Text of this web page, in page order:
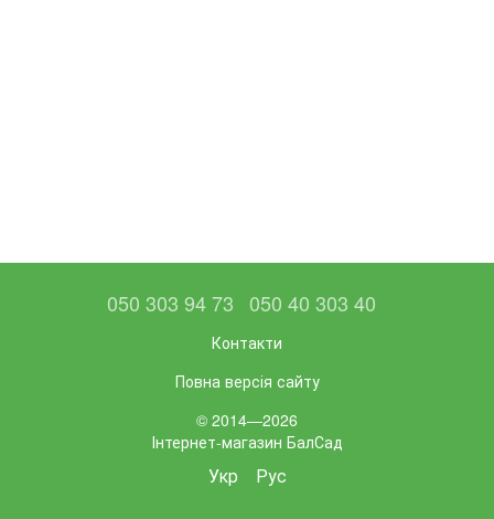
050 303 94 73 050 40 303 40
Контакти
Повна версія сайту
© 2014—2026
Інтернет-магазин БалСад
Укр Рус